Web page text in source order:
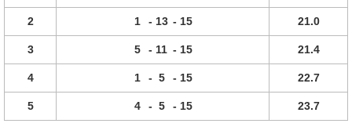
2 1 - 13 - 15 21.0
3 5 - 11 - 15 21.4
4 1 - 5 - 15 22.7
5 4 - 5 - 15 23.7